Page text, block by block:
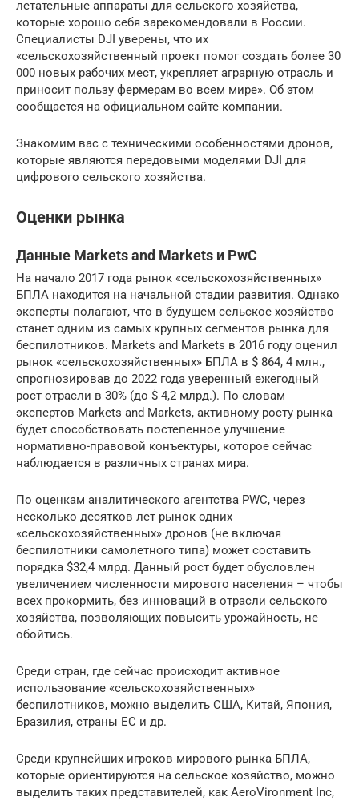
летательные аппараты для сельского хозяйства,
которые хорошо себя зарекомендовали в России.
Специалисты DJI уверены, что их
«сельскохозяйственный проект помог создать более 30
000 новых рабочих мест, укрепляет аграрную отрасль и
приносит пользу фермерам во всем мире». Об этом
сообщается на официальном сайте компании.
Знакомим вас с техническими особенностями дронов,
которые являются передовыми моделями DJI для
цифрового сельского хозяйства.
Оценки рынка
Данные Markets and Markets и PwC
На начало 2017 года рынок «сельскохозяйственных»
БПЛА находится на начальной стадии развития. Однако
эксперты полагают, что в будущем сельское хозяйство
станет одним из самых крупных сегментов рынка для
беспилотников. Markets and Markets в 2016 году оценил
рынок «сельскохозяйственных» БПЛА в $ 864, 4 млн.,
спрогнозировав до 2022 года уверенный ежегодный
рост отрасли в 30% (до $ 4,2 млрд.). По словам
экспертов Markets and Markets, активному росту рынка
будет способствовать постепенное улучшение
нормативно-правовой конъектуры, которое сейчас
наблюдается в различных странах мира.
По оценкам аналитического агентства PWC, через
несколько десятков лет рынок одних
«сельскохозяйственных» дронов (не включая
беспилотники самолетного типа) может составить
порядка $32,4 млрд. Данный рост будет обусловлен
увеличением численности мирового населения – чтобы
всех прокормить, без инноваций в отрасли сельского
хозяйства, позволяющих повысить урожайность, не
обойтись.
Среди стран, где сейчас происходит активное
использование «сельскохозяйственных»
беспилотников, можно выделить США, Китай, Япония,
Бразилия, страны ЕС и др.
Среди крупнейших игроков мирового рынка БПЛА,
которые ориентируются на сельское хозяйство, можно
выделить таких представителей, как AeroVironment Inc,